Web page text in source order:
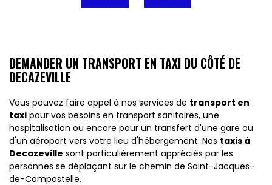
DEMANDER UN TRANSPORT EN TAXI DU CÔTÉ DE
DECAZEVILLE
Vous pouvez faire appel à nos services de transport en
taxi pour vos besoins en transport sanitaires, une
hospitalisation ou encore pour un transfert d'une gare ou
d'un aéroport vers votre lieu d'hébergement. Nos taxis à
Decazeville sont particulièrement appréciés par les
personnes se déplaçant sur le chemin de Saint-Jacques-
de-Compostelle.